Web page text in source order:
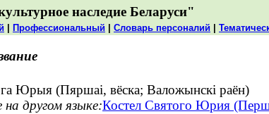
наследие Беларуси"
Профессиональный Словарь персоналий
Юрыя (Пяршаі, вёска; Валожынскі раён)
другом языке:Костел Святого Юрия